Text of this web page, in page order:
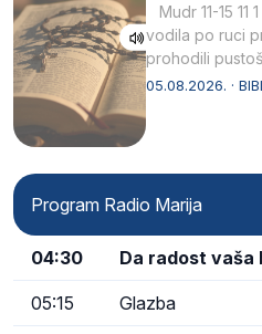
Mudr 11-15 11
vodila po ruci
prohodili
05.08.2026. ·
Program Radio Marija
04:30 Da radost vaša
05:15 Glazba